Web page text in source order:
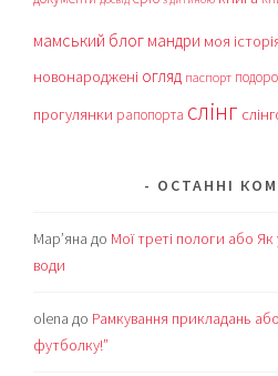
мамський блог мандри моя
новонароджені огляд паспорт
прогулянки рапопорта слінг
ОСТАННІ
Мар’яна до Мої треті пологи або Як
води
olena до Рамкування прикладань або
футболку!”